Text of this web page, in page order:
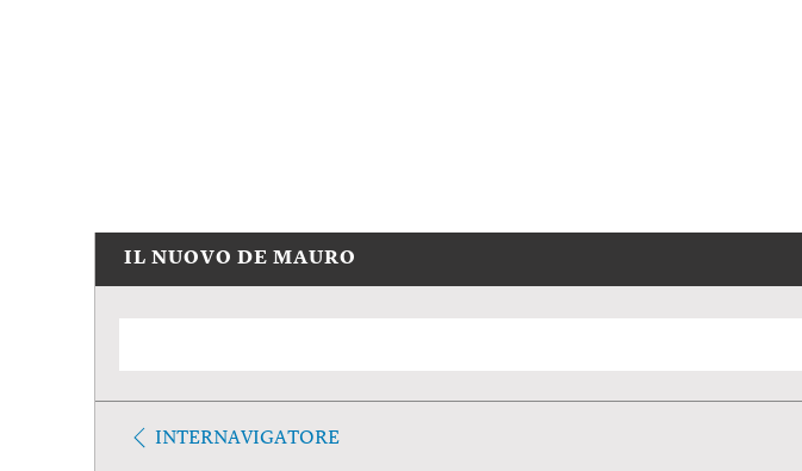
IL NUOVO DE MAURO
INTERNAVIGATORE